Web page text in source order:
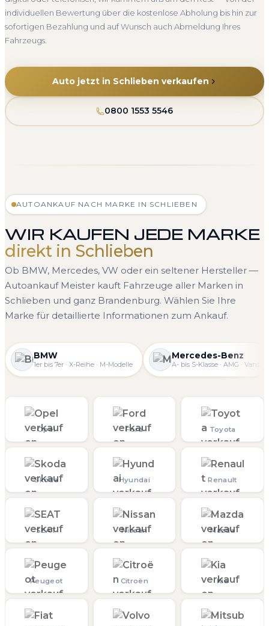
individuellen Bewertung über die kostenlose Abholung bis hin zur
sofortigen Bezahlung und auf Wunsch auch Abmeldung Ihres
Fahrzeugs.
Auto jetzt in Schlieben verkaufen
0800 1553 5546
AUTOANKAUF NACH MARKE IN SCHLIEBEN
WIR KAUFEN JEDE MARKE
direkt in Schlieben
Ob BMW, Mercedes, VW oder ein seltener Hersteller —
Autoankauf Meister kauft Fahrzeuge aller Marken in
Schlieben und ganz Brandenburg. Wählen Sie Ihre
Marke für detaillierte Informationen zum Ankauf.
BMW
1er bis 7er · X-Reihe · M-Modelle
Mercedes-Benz
A- bis S-Klasse · AMG · Vans
Opel Ford Toyota
Skoda Hyundai Renault
SEAT Nissan Mazda
Peugeot Citroën Kia